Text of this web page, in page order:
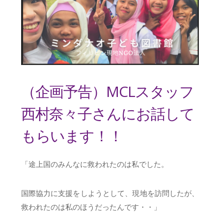
（企画予告）MCLスタッフ
西村奈々子さんにお話して
もらいます！！
「途上国のみんなに救われたのは私でした。
国際協力に支援をしようとして、現地を訪問したが、
救われたのは私のほうだったんです・・」